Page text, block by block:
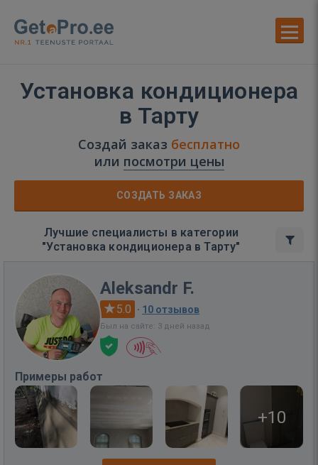
Установка кондиционера
в Тарту
Создай заказ бесплатно
или посмотри цены
СОЗДАТЬ ЗАКАЗ
Лучшие специалисты в категории
"Установка кондиционера в Тарту"
Aleksandr F.
5.0 · 10 отзывов
Был на сайте: 3 дней назад
Примеры работ
+10